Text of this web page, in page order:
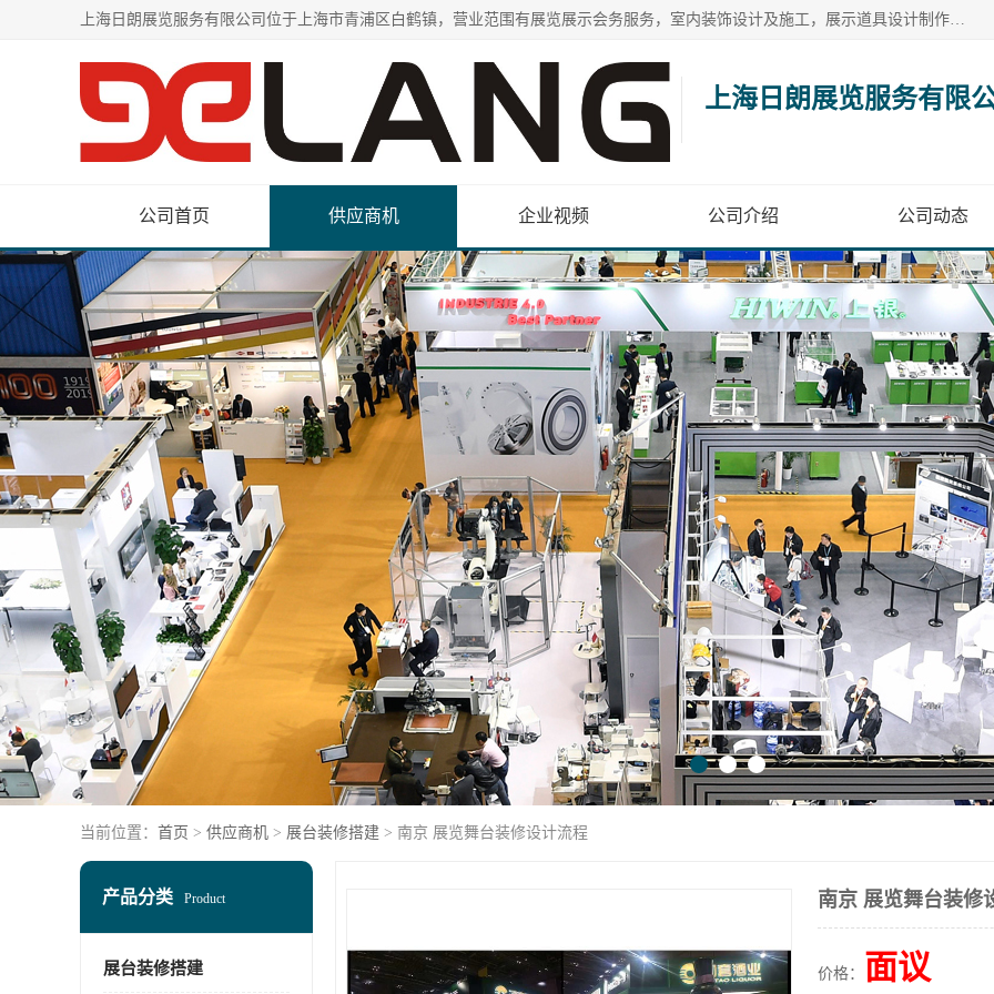
上海日朗展览服务有限公司位于上海市青浦区白鹤镇，营业范围有展览展示会务服务，室内装饰设计及施工，展示道具设计制作，舞台设计，图文设计，灯箱制作，园林绿化工程，广告装潢材料，建筑材料，办公用品，工艺礼品日用百货销售。
上海日朗展览服务有限
公司首页 供应商机 企业视频 公司介绍 公司动态
当前位置： 首页 > 供应商机 > 展台装修搭建 > 南京 展览舞台装修设计流程
产品分类 Product
展台装修搭建
南京 展览舞台装修
价格： 面议